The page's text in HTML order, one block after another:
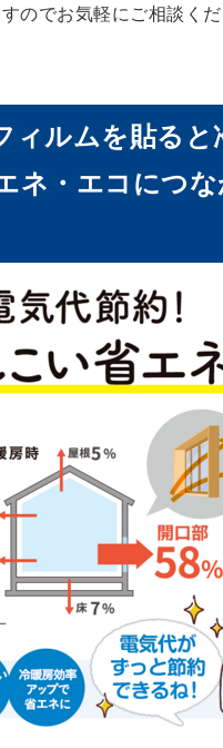
のでお気軽にご相談くだ
ィルムを貼ると
ネ・エコにつな